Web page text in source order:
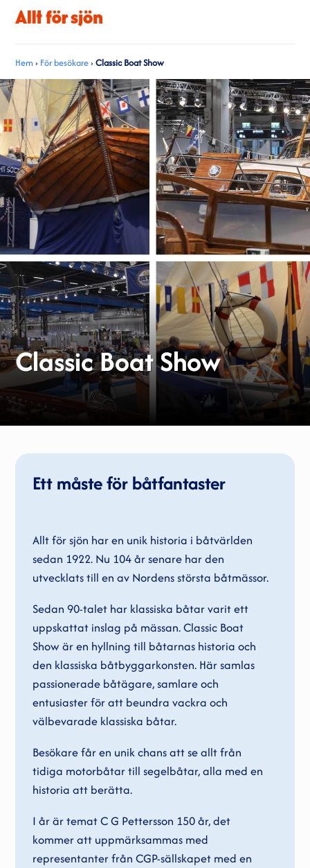
Hem › För besökare›Classic Boat Show
Classic Boat Show
Ett måste för båtfantaster
Allt för sjön har en unik historia i båtvärlden
sedan 1922. Nu 104 år senare har den
utvecklats till en av Nordens största båtmässor.
Sedan 90-talet har klassiska båtar varit ett
uppskattat inslag på mässan. Classic Boat
Show är en hyllning till båtarnas historia och
den klassiska båtbyggarkonsten. Här samlas
passionerade båtägare, samlare och
entusiaster för att beundra vackra och
välbevarade klassiska båtar.
Besökare får en unik chans att se allt från
tidiga motorbåtar till segelbåtar, alla med en
historia att berätta.
I år är temat C G Pettersson 150 år, det
kommer att uppmärksammas med
representanter från CGP-sällskapet med en